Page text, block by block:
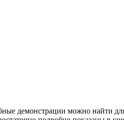
демонстрации можно найти